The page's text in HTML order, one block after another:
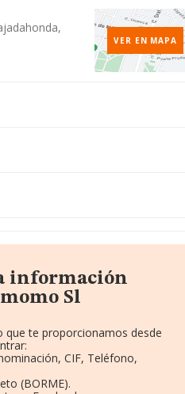
VER EN MAPA
información
Sl
te proporcionamos desde
CIF, Teléfono,
(BORME).